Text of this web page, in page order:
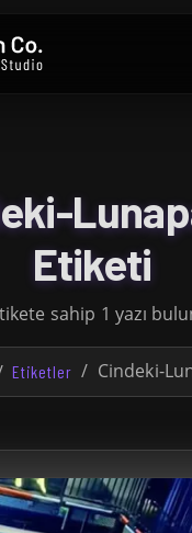
Etiketi
sahip 1 yazı
Etiketler Cindeki-